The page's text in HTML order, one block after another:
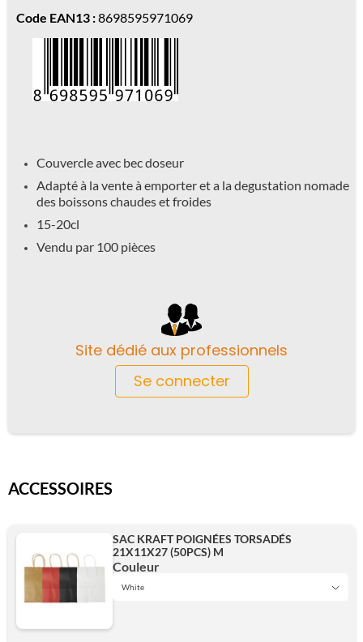
Code EAN13 :8698595971069
Couvercle avec bec doseur
Adapté à la vente à emporter et a la degustation nomade
des boissons chaudes et froides
15-20cl
Vendu par 100 pièces
Site dédié aux professionnels
Se connecter
ACCESSOIRES
SAC KRAFT POIGNÉES TORSADÉS
21X11X27 (50PCS) M
Couleur
White